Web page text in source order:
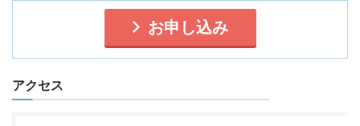
お申し込み
アクセス